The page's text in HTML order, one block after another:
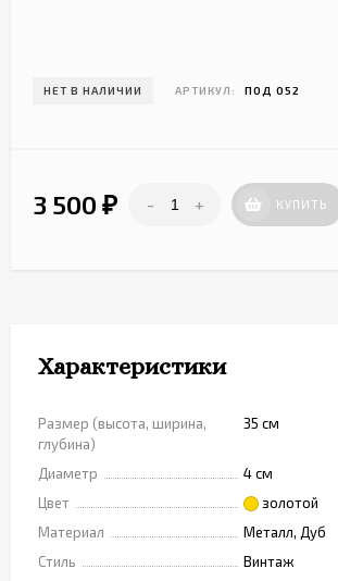
НЕТ В НАЛИЧИИ АРТИКУЛ: ПОД 052
3 500 ₽ - + КУПИТЬ
Характеристики
Размер (высота, ширина,
глубина)
35 см
Диаметр
4 см
Цвет
золотой
Материал
Металл, Дуб
Стиль
Винтаж